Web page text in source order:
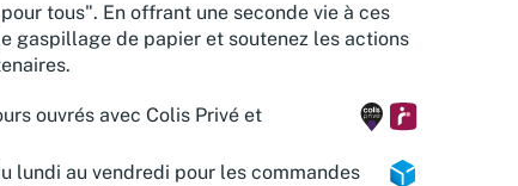
tous". En offrant une seconde vie à ces
gaspillage de papier et soutenez les actions
ouvrés avec Colis Privé et
lundi au vendredi pour les commandes